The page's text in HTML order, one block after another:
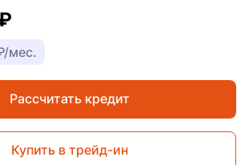
мес.
Рассчитать кредит
Купить в трейд-ин